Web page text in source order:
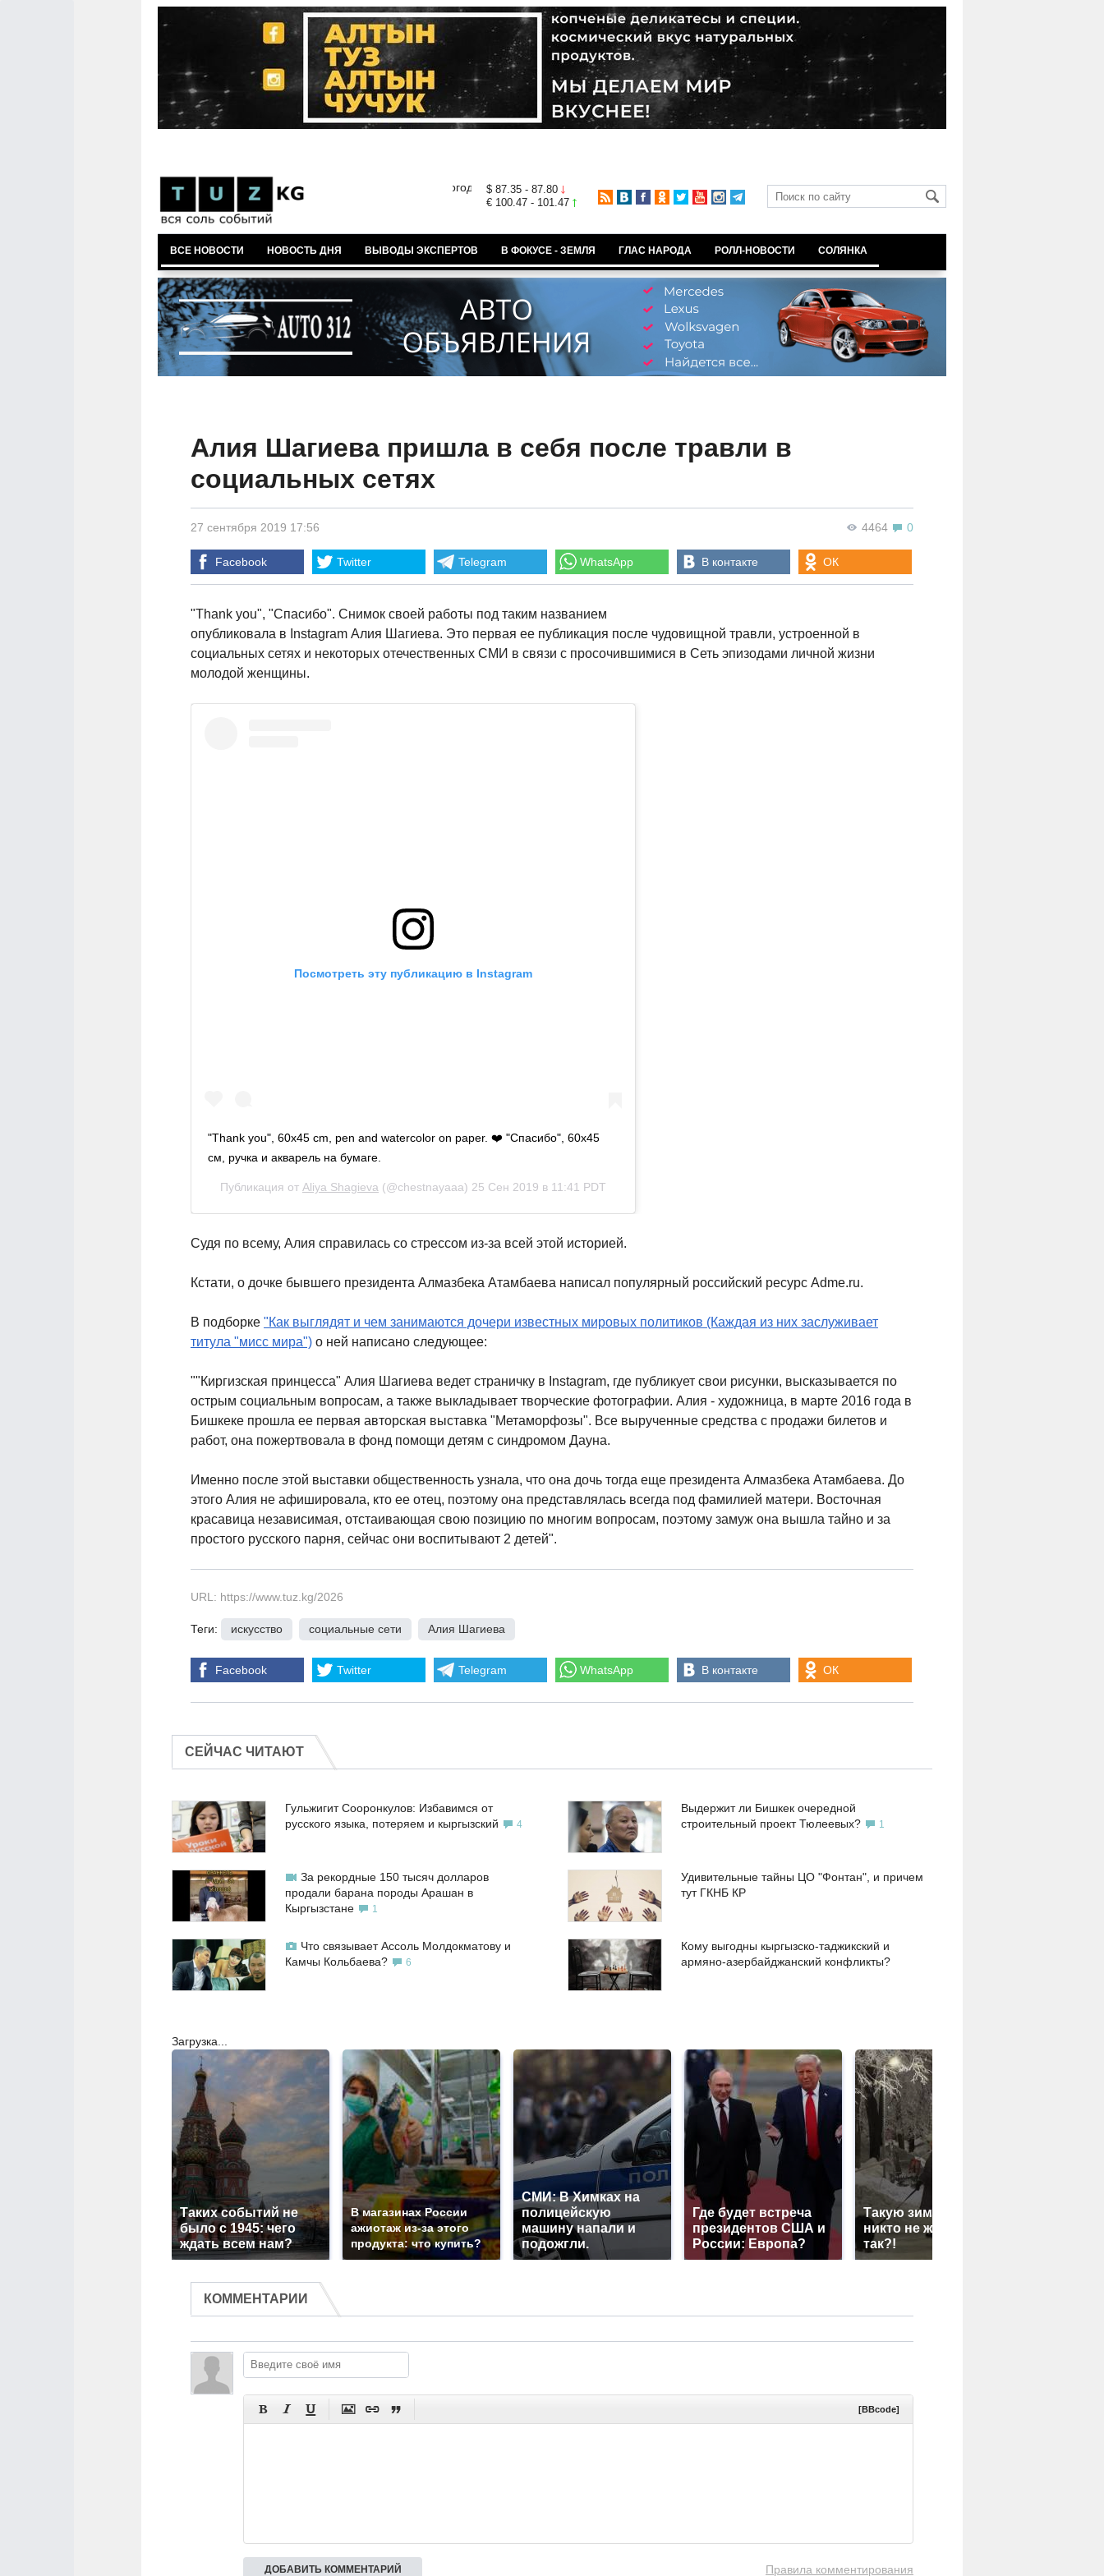
$ 87.35 - 87.80
€ 100.47 - 101.47
ВСЕ НОВОСТИ НОВОСТЬ ДНЯ ВЫВОДЫ ЭКСПЕРТОВ В ФОКУСЕ - ЗЕМЛЯ ГЛАС НАРОДА РОЛЛ-НОВОСТИ СОЛЯНКА
Алия Шагиева пришла в себя после травли в
социальных сетях
4464 0
27 сентября 2019 17:56
Facebook Twitter Telegram WhatsApp В контакте ОК
"Thank you", "Спасибо". Снимок своей работы под таким названием
опубликовала в Instagram Алия Шагиева. Это первая ее публикация после чудовищной травли, устроенной в
социальных сетях и некоторых отечественных СМИ в связи с просочившимися в Сеть эпизодами личной жизни
молодой женщины.
Посмотреть эту публикацию в Instagram
"Thank you", 60x45 cm, pen and watercolor on paper. ❤️ "Спасибо", 60х45
см, ручка и акварель на бумаге.
Публикация от Aliya Shagieva (@chestnayaaa) 25 Сен 2019 в 11:41 PDT
Судя по всему, Алия справилась со стрессом из-за всей этой историей.
Кстати, о дочке бывшего президента Алмазбека Атамбаева написал популярный российский ресурс Adme.ru.
В подборке "Как выглядят и чем занимаются дочери известных мировых политиков (Каждая из них заслуживает
титула "мисс мира") о ней написано следующее:
""Киргизская принцесса" Алия Шагиева ведет страничку в Instagram, где публикует свои рисунки, высказывается по
острым социальным вопросам, а также выкладывает творческие фотографии. Алия - художница, в марте 2016 года в
Бишкеке прошла ее первая авторская выставка "Метаморфозы". Все вырученные средства с продажи билетов и
работ, она пожертвовала в фонд помощи детям с синдромом Дауна.
Именно после этой выставки общественность узнала, что она дочь тогда еще президента Алмазбека Атамбаева. До
этого Алия не афишировала, кто ее отец, поэтому она представлялась всегда под фамилией матери. Восточная
красавица независимая, отстаивающая свою позицию по многим вопросам, поэтому замуж она вышла тайно и за
простого русского парня, сейчас они воспитывают 2 детей".
URL: https://www.tuz.kg/2026
Теги: искусство социальные сети Алия Шагиева
Facebook Twitter Telegram WhatsApp В контакте ОК
СЕЙЧАС ЧИТАЮТ
Гульжигит Сооронкулов: Избавимся от
русского языка, потеряем и кыргызский
4
Выдержит ли Бишкек очередной
строительный проект Тюлеевых?
1
За рекордные 150 тысяч долларов
продали барана породы Арашан в
Кыргызстане
1
Удивительные тайны ЦО "Фонтан", и причем
тут ГКНБ КР
Что связывает Ассоль Молдокматову и
Камчы Кольбаева?
6
Кому выгодны кыргызско-таджикский и
армяно-азербайджанский конфликты?
Загрузка...
Таких событий не
было с 1945: чего
ждать всем нам?
В магазинах России
ажиотаж из-за этого
продукта: что купить?
СМИ: В Химках на
полицейскую
машину напали и
подожгли.
Где будет встреча
президентов США и
России: Европа?
Такую зиму в России
никто не ждал: как
так?!
КОММЕНТАРИИ
      [BBcode]
Правила комментирования